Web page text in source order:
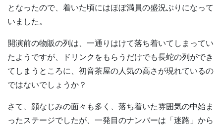
となったので、着いた頃にはほぼ満員の盛況ぶりになって
いました。
開演前の物販の列は、一通りはけて落ち着いてしまってい
たようですが、ドリンクをもらうだけでも長蛇の列ができ
てしまうところに、初音茶屋の人気の高さが現れているの
ではないでしょうか？
さて、顔なじみの面々も多く、落ち着いた雰囲気の中始ま
ったステージでしたが、一発目のナンバーは「迷路」から